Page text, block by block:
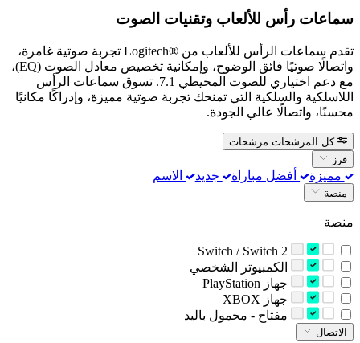
سماعات رأس للألعاب وتقنيات الصوت
تقدم سماعات الرأس للألعاب من Logitech®‎ تجربة صوتية غامرة،
واتصالًا صوتيًا فائق الوضوح، وإمكانية تخصيص معادل الصوت (EQ)،
مع دعم اختياري للصوت المحيطي 7.1. تسوق سماعات الرأس
اللاسلكية والسلكية التي تمنحك تجربة صوتية مميزة، وإدراكًا مكانيًا
محسنًا، واتصالًا عالي الجودة.
كل المرشحات مرشحات
فرز
مميزة أفضل مباراة جديد الاسم
منصة
منصة
‫الكمبيوتر الشخصي‬
‫مفتاح - محمول باليد‬
الاتصال